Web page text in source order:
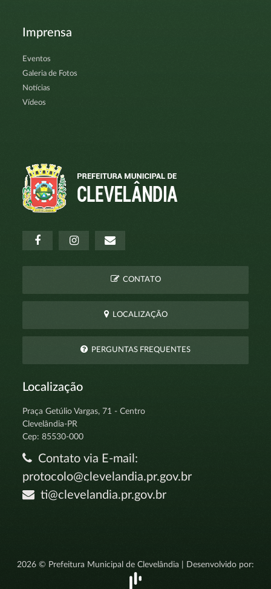
Imprensa
Eventos
Galeria de Fotos
Notícias
Vídeos
CONTATO
LOCALIZAÇÃO
PERGUNTAS FREQUENTES
Localização
Praça Getúlio Vargas, 71 - Centro
Clevelândia-PR
Cep: 85530-000
Contato via E-mail:
protocolo@clevelandia.pr.gov.br
ti@clevelandia.pr.gov.br
2026 © Prefeitura Municipal de Clevelândia | Desenvolvido por: